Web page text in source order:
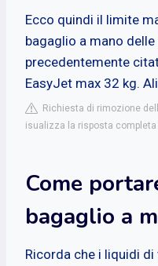
Ecco quindi il limite
bagaglio a mano
precedentemente
EasyJet max 32 kg.
Richiesta di rimozione
isualizza la risposta
Come
bagaglio a
Ricorda che i liquidi